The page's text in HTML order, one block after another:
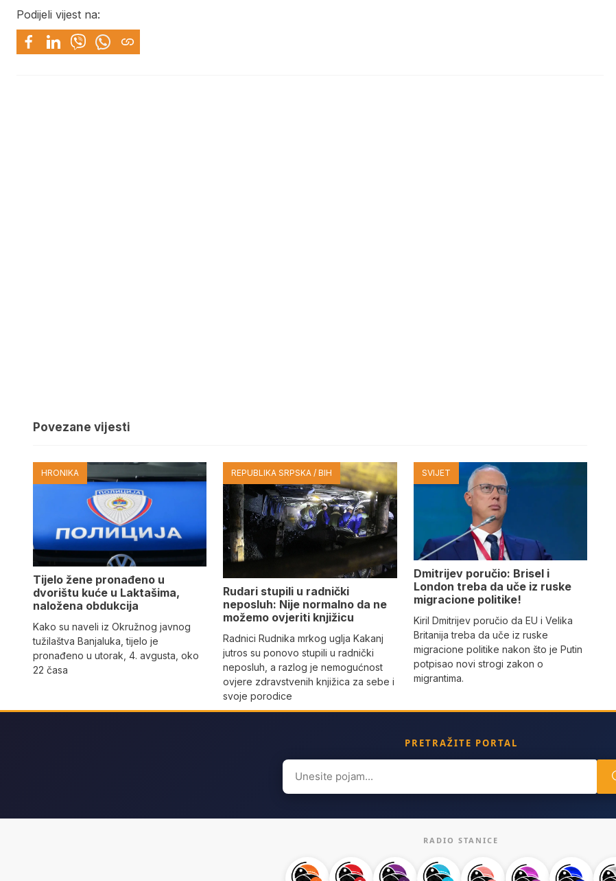
Podijeli vijest na:
Povezane vijesti
HRONIKA
Tijelo žene pronađeno u
dvorištu kuće u Laktašima,
naložena obdukcija
Kako su naveli iz Okružnog javnog
tužilaštva Banjaluka, tijelo je
pronađeno u utorak, 4. avgusta, oko
22 časa
REPUBLIKA SRPSKA / BIH
Rudari stupili u radnički
neposluh: Nije normalno da ne
možemo ovjeriti knjižicu
Radnici Rudnika mrkog uglja Kakanj
jutros su ponovo stupili u radnički
neposluh, a razlog je nemogućnost
ovjere zdravstvenih knjižica za sebe i
svoje porodice
SVIJET
Dmitrijev poručio: Brisel i
London treba da uče iz ruske
migracione politike!
Kiril Dmitrijev poručio da EU i Velika
Britanija treba da uče iz ruske
migracione politike nakon što je Putin
potpisao novi strogi zakon o
migrantima.
PRETRAŽITE PORTAL
Search
for:
RADIO STANICE